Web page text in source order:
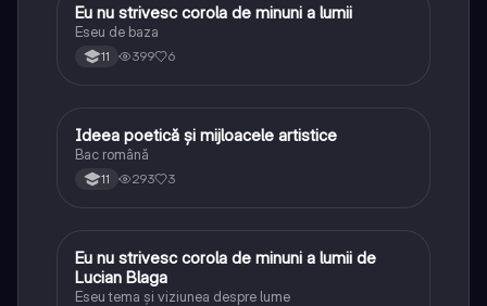
Limba și literatura română
Eu nu strivesc corola de minuni a lumii
Eseu de baza
11 399 6
Limba și literatura română
Ideea poetică și mijloacele artistice
Bac română
11 293 3
Limba și literatura română
Eu nu strivesc corola de minuni a lumii de
Lucian Blaga
Eseu tema și viziunea despre lume